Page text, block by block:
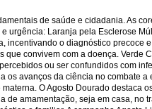
de saúde e cidadania. As
Laranja pela Esclerose
o diagnóstico precoce
convivem com a doença. Verde
ou ser confundidos com
avanços da ciência no combate
O Agosto Dourado
amamentação, seja em casa, no